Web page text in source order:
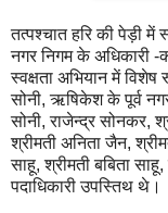
तत्पश्चात हरि की पेड़ी में
नगर निगम के अधिकारी -
स्वक्षता अभियान में
सोनी, ऋषिकेश के पूर्व
सोनी, राजेन्द्र सोनकर,
श्रीमती अनिता जैन,
साहू, श्रीमती बबिता
पदाधिकारी उपस्तिथ थे।